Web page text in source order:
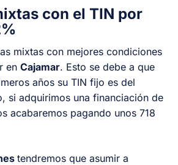
con el TIN por
mixtas con mejores condiciones
en Cajamar. Esto se debe a que
años su TIN fijo es del
si adquirimos una financiación de
acabaremos pagando unos 718
tendremos que asumir a